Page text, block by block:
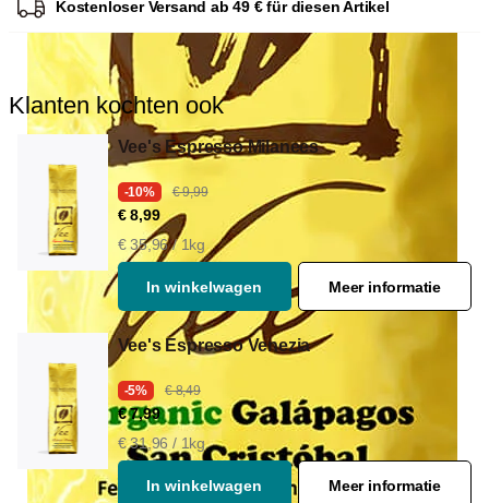
Kostenloser Versand ab 49 € für diesen Artikel
Klanten kochten ook
Vee's Espresso Milanees
-10% € 9,99
€ 8,99
€ 35,96 / 1kg
In winkelwagen Meer informatie
Vee's Espresso Venezia
-5% € 8,49
€ 7,99
€ 31,96 / 1kg
In winkelwagen Meer informatie